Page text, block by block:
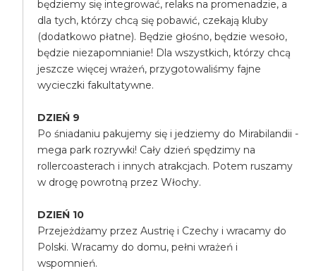
będziemy się integrować, relaks na promenadzie, a
dla tych, którzy chcą się pobawić, czekają kluby
(dodatkowo płatne). Będzie głośno, będzie wesoło,
będzie niezapomnianie! Dla wszystkich, którzy chcą
jeszcze więcej wrażeń, przygotowaliśmy fajne
wycieczki fakultatywne.
DZIEŃ 9
Po śniadaniu pakujemy się i jedziemy do Mirabilandii -
mega park rozrywki! Cały dzień spędzimy na
rollercoasterach i innych atrakcjach. Potem ruszamy
w drogę powrotną przez Włochy.
DZIEŃ 10
Przejeżdżamy przez Austrię i Czechy i wracamy do
Polski. Wracamy do domu, pełni wrażeń i
wspomnień.